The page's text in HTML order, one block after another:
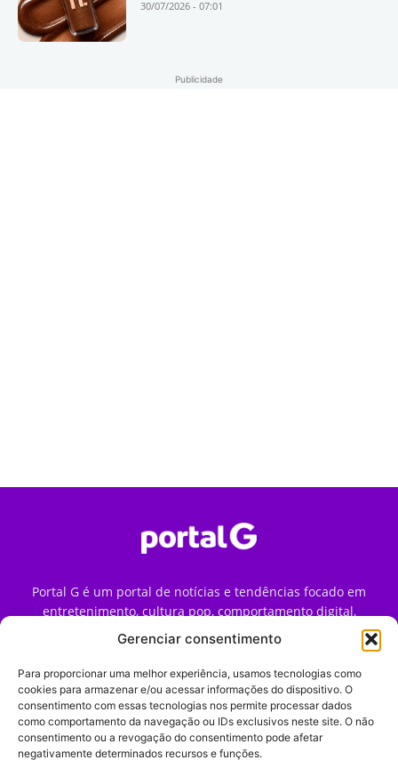
Gerenciar consentimento
Para proporcionar uma melhor experiência, usamos tecnologias como
cookies para armazenar e/ou acessar informações do dispositivo. O
consentimento com essas tecnologias nos permite processar dados
como comportamento da navegação ou IDs exclusivos neste site. O não
consentimento ou a revogação do consentimento pode afetar
negativamente determinados recursos e funções.
30/07/2026 - 07:01
Publicidade
Portal G é um portal de notícias e tendências focado em
entretenimento, cultura pop, comportamento digital,
streaming, games e iniciativas de marca que impactam a
forma como o público vive e consome internet no Brasil.
Contato:contato@portalg.com.br